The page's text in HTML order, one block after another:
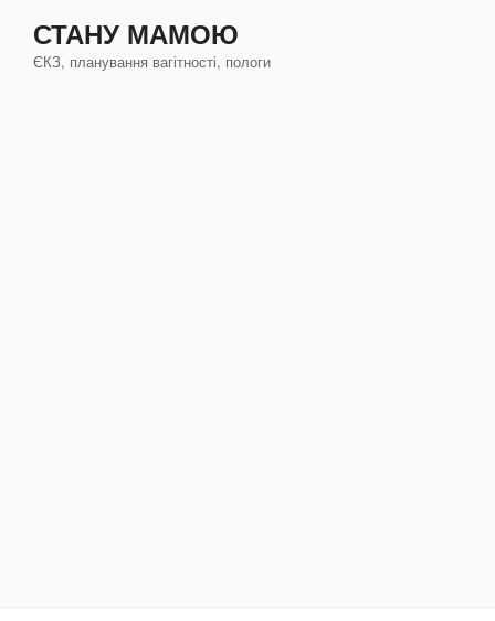
содержимому
СТАНУ МАМОЮ
ЄКЗ, планування вагітності, пологи